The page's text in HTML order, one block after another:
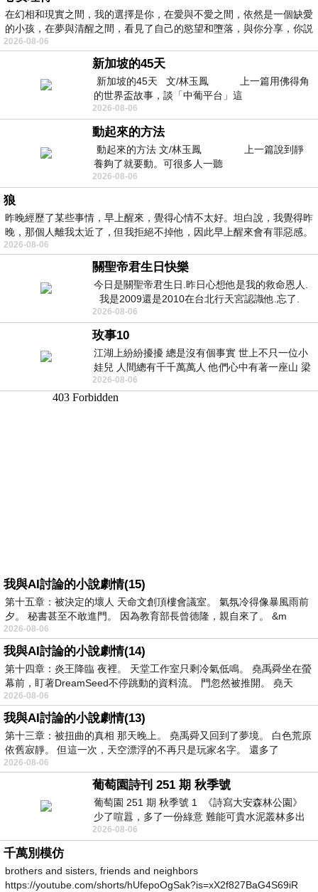
在幻相和現實之間，我的選擇是你，在愛與不愛之間，依然是一個缺愛
的小孩，在夢與清醒之間，看見了自己的慾望和墮落，與你分享，你説
2026-08-06
新加坡的45天
新加坡的45天 文/林玉鳳 上一篇用佛得角
的世界盃故事，談「中葡平台」這
2026-08-06
動起來的方法
動起來的方法 文/林玉鳳 上一篇說到靜
養夠了就要動。可很多人一聽
2026-08-06
狼
昨晚經歷了某些事情，早上醒來，覺得心情不太好。坦白說，我覺得昨
晚，那個人離我太近了，但我拒絕不掉他，因此早上醒來會有罪惡感。
2026-08-06
關聖帝君生日快樂
今日是關聖帝君生日.昨日心想他是我的救命恩人.
我是2009還是2010在台北行天宮認識他.忘了.
一個奇摩交友的網友學
2026-08-06
玫事10
江湖上紛紛擾擾 總是沒有個事實 世上不只一位小
娃兒 人間總有千千萬萬人 他們心中有著一座山 梁
山佛山泰華衡恆嵩 一山之高
2026-08-06
我與AI討論的小說劇情(15)
第十五章：被決定的壞人 天命文創頂樓會議室。 氣氛冷得像暴風雨前
夕。 秘書甚至不敢進門。 因為教育部長曾德隆，親自來了。 &m
2026-08-06
我與AI討論的小說劇情(14)
第十四章：炎王降臨 夜裡。 天堂工作室只剩冷氣低鳴。 堯禹舜坐在螢
幕前，盯著DreamSeed不停跳動的資料流。 門忽然被推開。 堯天
2026-08-06
我與AI討論的小說劇情(13)
第十三章：被扭曲的真相 那天晚上。 堯禹舜又回到了夢境。 白色荒原
依舊寂靜。 但這一次，天空漂浮的不再只是玩家名字。 還多了
2026-08-06
葡萄園詩刊 251 期 秋季號
葡萄園 251 期 秋季號 1 《詩寫大安森林公園》
少了喧囂，多了一份綠意 難能可貴水泥叢林多出
一
2026-08-06
千萬別模仿
brothers and sisters, friends and neighbors
https://youtube.com/shorts/hUfepoOgSak?is=xX2f827BaG4S69iR